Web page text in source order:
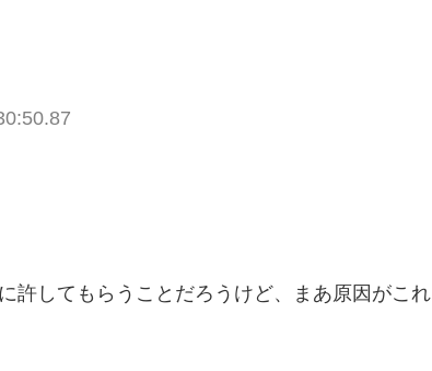
許してもらうことだろうけど、まあ原因がこれ